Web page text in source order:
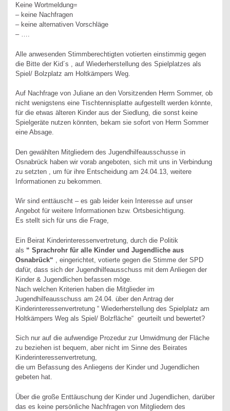
Keine Wortmeldung=
– keine Nachfragen
– keine alternativen Vorschläge
– ….
Alle anwesenden Stimmberechtigten votierten einstimmig gegen
die Bitte der Kid´s , auf Wiederherstellung des Spielplatzes als
Spiel/ Bolzplatz am Holtkämpers Weg.
Auf Nachfrage von Juliane an den Vorsitzenden Herrn Sommer, ob
nicht wenigstens eine Tischtennisplatte aufgestellt werden könnte,
für die etwas älteren Kinder aus der Siedlung, die sonst keine
Spielgeräte nutzen könnten, bekam sie sofort von Herrn Sommer
eine Absage.
Den gewählten Mitgliedern des Jugendhilfeausschusse in
Osnabrück haben wir vorab angeboten, sich mit uns in Verbindung
zu setzten , um für ihre Entscheidung am 24.04.13, weitere
Informationen zu bekommen.
Wir sind enttäuscht – es gab leider kein Interesse auf unser
Angebot für weitere Informationen bzw. Ortsbesichtigung.
Es stellt sich für uns die Frage,
Ein Beirat Kinderinteressenvertretung, durch die Politik
als “ Sprachrohr für alle Kinder und Jugendliche aus
Osnabrück“
, eingerichtet, votierte gegen die Stimme der SPD
dafür, dass sich der Jugendhilfeausschuss mit dem Anliegen der
Kinder & Jugendlichen befassen möge.
Nach welchen Kriterien haben die Mitglieder im
Jugendhilfeausschuss am 24.04. über den Antrag der
Kinderinteressenvertretung “ Wiederherstellung des Spielplatz am
Holtkämpers Weg als Spiel/ Bolzfläche“ geurteilt und bewertet?
Sich nur auf die aufwendige Prozedur zur Umwidmung der Fläche
zu beziehen ist bequem, aber nicht im Sinne des Beirates
Kinderinteressenvertretung,
die um Befassung des Anliegens der Kinder und Jugendlichen
gebeten hat.
Über die große Enttäuschung der Kinder und Jugendlichen, darüber
das es keine persönliche Nachfragen von Mitgliedern des